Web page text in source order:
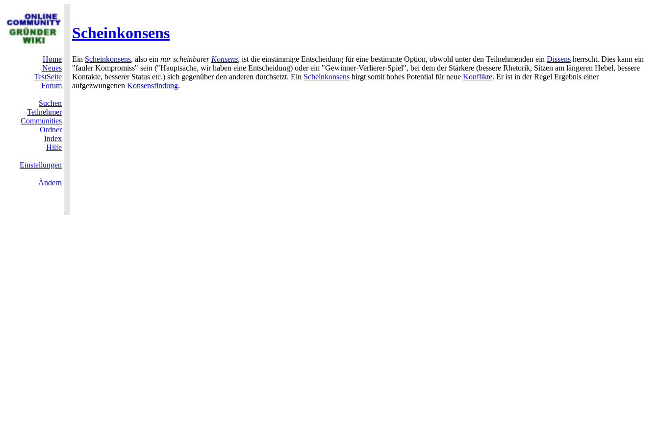
Scheinkonsens
Home
Neues
TestSeite
Forum
Suchen
Teilnehmer
Communities
Ordner
Index
Hilfe
Einstellungen
Ändern
Ein Scheinkonsens, also ein nur scheinbarer Konsens, ist die einstimmige Entscheidung für eine bestimmte Option, obwohl unter den Teilnehmenden ein Dissens herrscht. Dies kann ein
"fauler Kompromiss" sein ("Hauptsache, wir haben eine Entscheidung) oder ein "Gewinner-Verlierer-Spiel", bei dem der Stärkere (bessere Rhetorik, Sitzen am längeren Hebel, bessere
Kontakte, besserer Status etc.) sich gegenüber den anderen durchsetzt. Ein Scheinkonsens birgt somit hohes Potential für neue Konflikte. Er ist in der Regel Ergebnis einer
aufgezwungenen Konsensfindung.